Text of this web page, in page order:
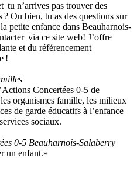
tu n’arrives pas trouver des
Ou bien, tu as des questions sur
petite enfance dans Beauharnois-
via ce site web! J’offre
et du référencement
!
Concertées 0-5 de
organismes famille, les milieux
de garde éducatifs à l’enfance
sociaux.
0-5 Beauharnois-Salaberry
un enfant.»